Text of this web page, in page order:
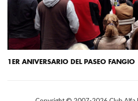
1ER ANIVERSARIO DEL PASEO FANGIO